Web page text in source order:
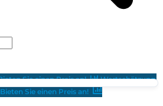
Sie einen Preis an!
Wertschätzung
Bieten Sie einen Preis an!